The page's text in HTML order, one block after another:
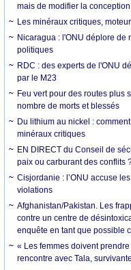
mais de modifier la
Les minéraux critiques,
Nicaragua : l'ONU déplore de
politiques
RDC : des experts de l'ONU
par le M23
Feu vert pour des routes plus
nombre de morts et blessés
Du lithium au nickel :
minéraux critiques
EN DIRECT du Conseil de
paix ou carburant des conflits
Cisjordanie : l’ONU accuse
violations
Afghanistan/Pakistan. Les
contre un centre de
enquête en tant que possible
« Les femmes doivent
rencontre avec Tala,